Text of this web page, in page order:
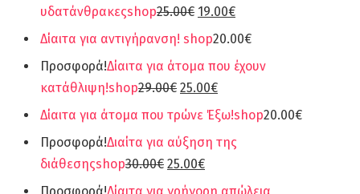
υδατάνθρακεςshop25.00€ 19.00€
Δίαιτα για αντιγήρανση! shop20.00€
Προσφορά!Δίαιτα για άτομα που έχουν
κατάθλιψη!shop29.00€ 25.00€
Δίαιτα για άτομα που τρώνε Έξω!shop20.00€
Προσφορά!Διαίτα για αύξηση της
διάθεσηςshop30.00€ 25.00€